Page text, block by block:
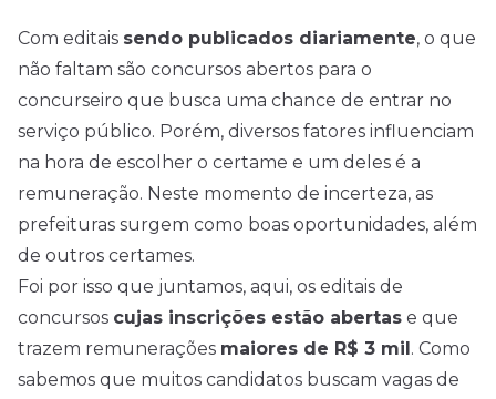
Com editais sendo publicados diariamente, o que
não faltam são concursos abertos para o
concurseiro que busca uma chance de entrar no
serviço público. Porém, diversos fatores influenciam
na hora de escolher o certame e um deles é a
remuneração. Neste momento de incerteza, as
prefeituras surgem como boas oportunidades, além
de outros certames.
Foi por isso que juntamos, aqui, os editais de
concursos cujas inscrições estão abertas e que
trazem remunerações maiores de R$ 3 mil. Como
sabemos que muitos candidatos buscam vagas de